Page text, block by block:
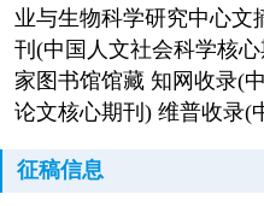
业与生物科学研究中心文
刊(中国人文社会科学核
家图书馆馆藏 知网收录(
论文核心期刊) 维普收录(
征稿信息